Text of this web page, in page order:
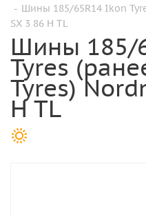
- Шины 185/65R14 Ikon
SX 3 86 H TL
Шины 185/
Tyres
Tyres)
H TL